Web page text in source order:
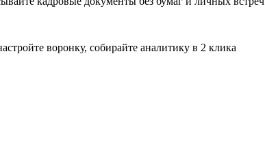
воронку, собирайте аналитику в 2 клика